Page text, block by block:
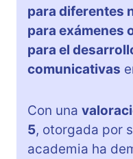
para diferentes
para exámenes
para el
comunicativas
Con una
5, otorgada por
academia ha